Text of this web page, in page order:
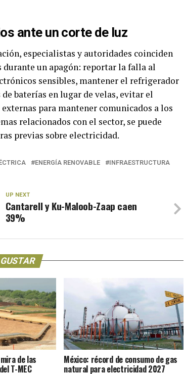
ante un corte de luz
especialistas y autoridades coinciden
durante un apagón: reportar la falla al
sensibles, mantener el refrigerador
baterías en lugar de velas, evitar el
para mantener comunicados a los
relacionados con el sector, se puede
previas sobre electricidad.
ENERGÍA RENOVABLE
INFRAESTRUCTURA
UP NEXT
Cantarell y Ku-Maloob-Zaap caen
39%
de las
T-MEC
México: récord de consumo de gas
natural para electricidad 2027